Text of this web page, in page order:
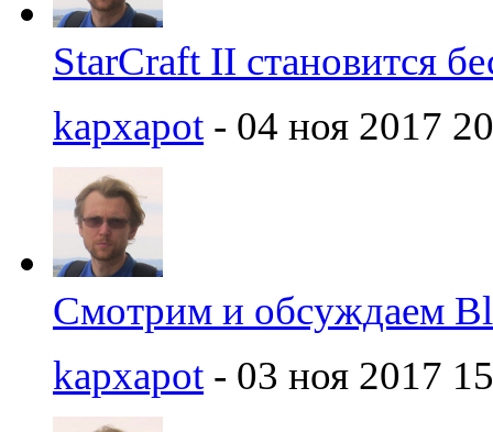
StarCraft II становится
kapxapot - 04 ноя 2017
Смотрим и обсуждаем
kapxapot - 03 ноя 2017